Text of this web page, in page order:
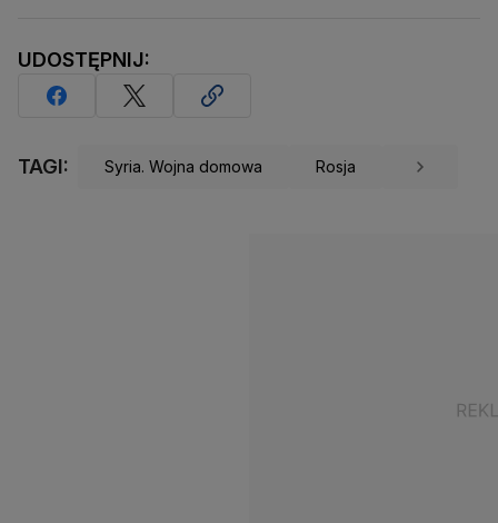
UDOSTĘPNIJ:
TAGI: Syria. Wojna domowa Rosja